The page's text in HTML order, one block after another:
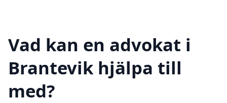
Vad kan en advokat i
Brantevik hjälpa till
med?